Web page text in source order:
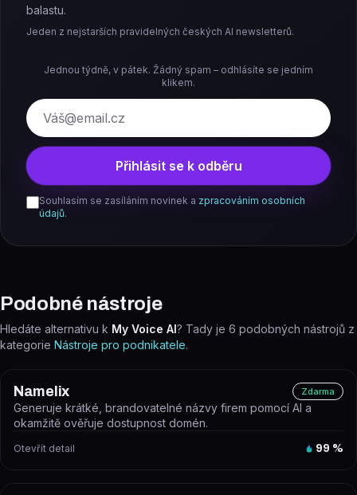
balastu.
Jeden z nejstarších pravidelných českých AI newsletterů.
Jednou týdně, v pátek. Žádný spam – odhlásíte se jedním
klikem.
E-mail
Přihlásit se k odběru
Souhlasím se zasíláním novinek a zpracováním osobních
údajů.
Podobné nástroje
Hledáte alternativu k My Voice AI? Tady je 6 podobných nástrojů z
kategorie Nástroje pro podnikatele.
Namelix Zdarma
Generuje krátké, brandovatelné názvy firem pomocí AI a
okamžitě ověřuje dostupnost domén.
Otevřít detail 99 %